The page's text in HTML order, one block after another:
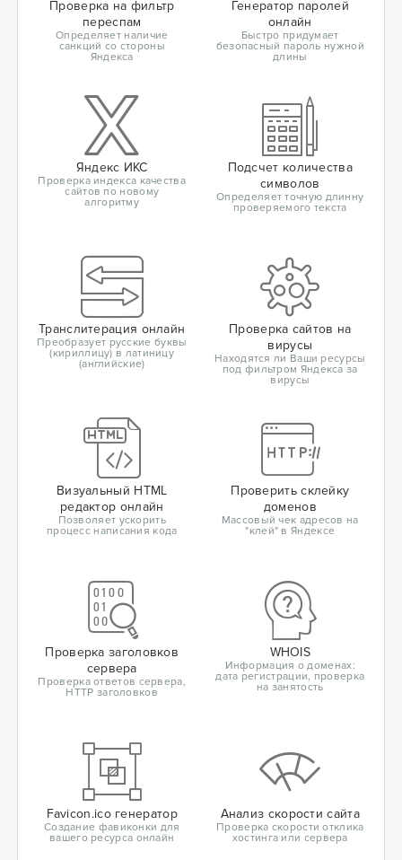
Проверка на фильтр
переспам
Определяет наличие
санкций со стороны
Яндекса
Генератор паролей
онлайн
Быстро придумает
безопасный пароль нужной
длины
Яндекс ИКС
Проверка индекса качества
сайтов по новому
алгоритму
Подсчет количества
символов
Определяет точную длинну
проверяемого текста
Транслитерация онлайн
Преобразует русские буквы
(кириллицу) в латиницу
(английские)
Проверка сайтов на
вирусы
Находятся ли Ваши ресурсы
под фильтром Яндекса за
вирусы
Визуальный HTML
редактор онлайн
Позволяет ускорить
процесс написания кода
Проверить склейку
доменов
Массовый чек адресов на
"клей" в Яндексе
Проверка заголовков
сервера
Проверка ответов сервера,
HTTP заголовков
WHOIS
Информация о доменах:
дата регистрации, проверка
на занятость
Favicon.ico генератор
Создание фавиконки для
вашего ресурса онлайн
Анализ скорости сайта
Проверка скорости отклика
хостинга или сервера